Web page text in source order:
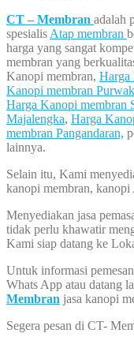
CT – Membran adalah
spesialis Atap membran
harga yang sangat
membran yang
Kanopi membran, Harga
Kanopi membran
Harga Kanopi membran
Majalengka, Harga
membran Pangandaran,
lainnya.
Selain itu, Kami
kanopi membran,
Menyediakan jasa
tidak perlu khawatir
Kami siap datang ke
Untuk informasi
Whats App atau datang
Membran jasa kanopi
Segera pesan di CT-